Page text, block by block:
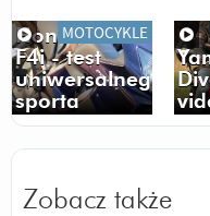
Honda CBR
F4i - test
uniwersalnego
sporta
MOTOCYKLE
Zobacz także